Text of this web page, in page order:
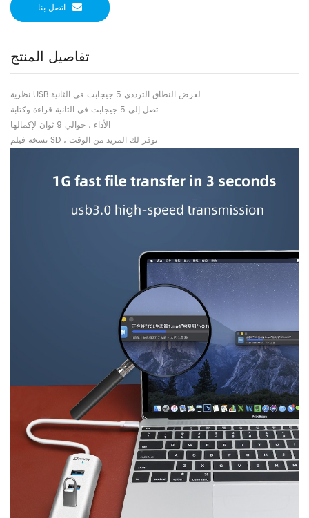
اتصل بنا
تفاصيل المنتج
نظرية USB لعرض النطاق الترددي 5 جيجابت في الثانية
تصل إلى 5 جيجابت في الثانية قراءة وكتابة
الأداء ، حوالي 9 ثوان لإكمالها
نسخة فيلم SD ، توفر لك المزيد من الوقت